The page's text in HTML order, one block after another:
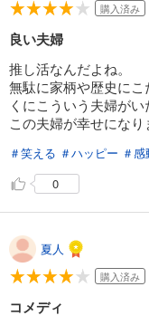
購入済み
良い夫婦
推し活なんだよね。
無駄に家柄や歴史に
くにこういう夫婦が
この夫婦が幸せになり
＃笑える ＃ハッピー ＃
0
夏人
購入済み
コメディ